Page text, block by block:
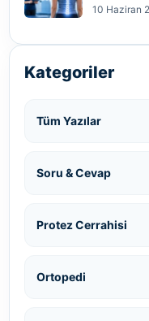
10 Haziran
Kategoriler
Tüm Yazılar
Soru & Cevap
Protez Cerrahisi
Ortopedi